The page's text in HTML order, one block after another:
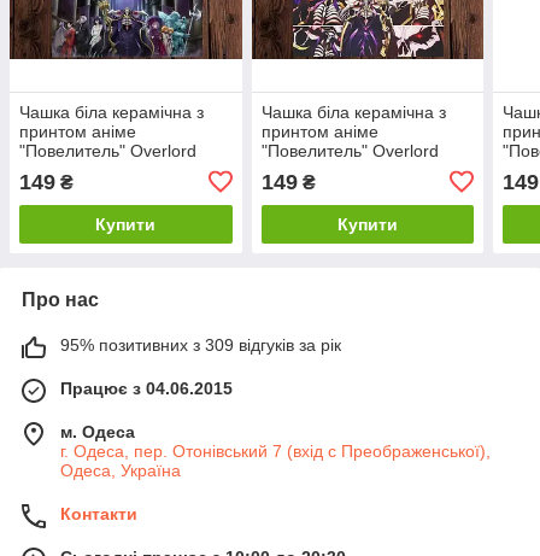
Чашка біла керамічна з
принтом аніме
"Повелитель" Overlord
149 ₴
Купити
Чашка біла керамічна з
принтом аніме
"Повелитель" Overlord
149₴
Купити
149
Про нас
95% позитивних з 309 відгуків за рік
Працює з 04.06.2015
м. Одеса
г. Одеса, пер. Отонівський 7 (вхід с Преображенської),
Одеса, Україна
Контакти